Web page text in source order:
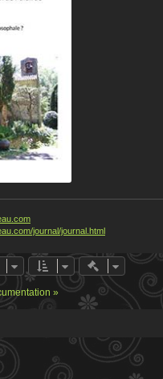
journal/journal.html
Actions
»